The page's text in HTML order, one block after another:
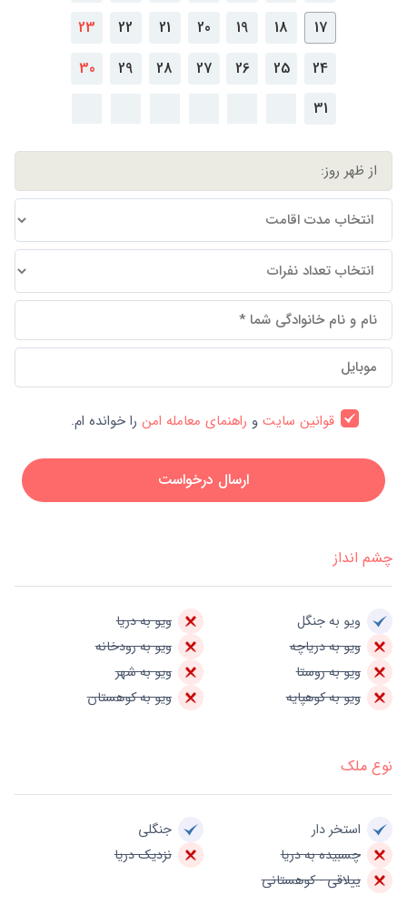
17
18
19
20
21
22
23
24
25
26
27
28
29
30
31
قوانین سایتو راهنمای معامله امنرا خوانده ام.
ارسال درخواست
چشم انداز
ویو به جنگل
ویو به دریا
ویو به دریاچه
ویو به رودخانه
ویو به روستا
ویو به شهر
ویو به کوهپایه
ویو به کوهستان
نوع ملک
استخر دار
جنگلی
چسبیده به دریا
نزدیک دریا
ییلاقی - کوهستانی